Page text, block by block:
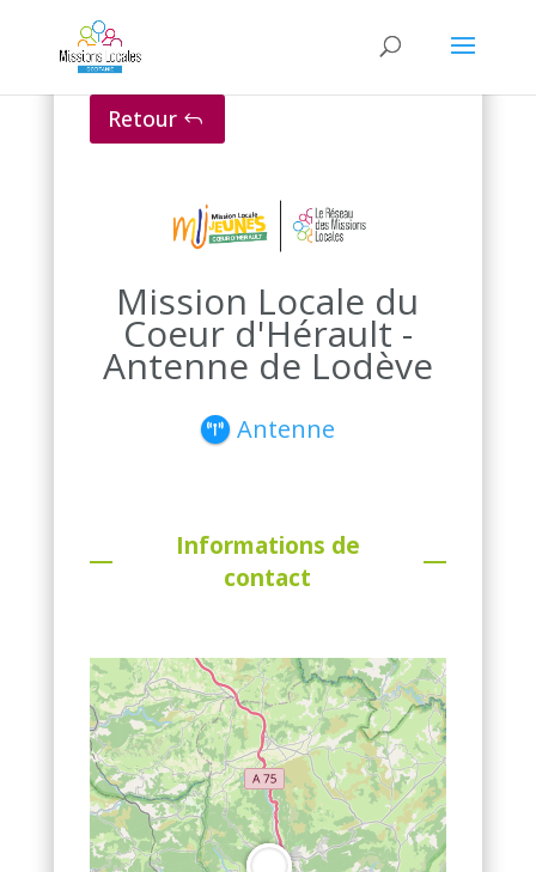
Retour
Mission Locale du
Coeur d'Hérault -
Antenne de Lodève
Antenne
Informations de
contact